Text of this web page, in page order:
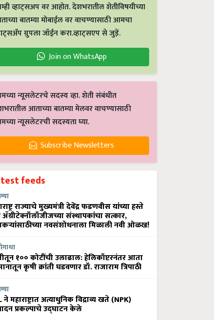
व्हाट्सअप वर आहोत. देशभरातील शेतीविषयीच्या
बातम्या मोबाईल वर वाचण्यासाठी आमचा
ग्रुपला जॉईन करा.व्हाट्सएप से जुड़ें.
Join on WhatsApp
न्यूसलेटरचे सदस्य व्हा. शेती संबंधीत
आताच्या बातम्या मेलवर वाचण्यासाठी
न्यूसलेटरची सदस्यता घ्या.
Subscribe Newsletters
feeds
राज्याचे मुख्यमंत्री देवेंद्र फडणवीस यांच्या हस्ते
ॲग्रीटेक्नॉलॉजीजच्या संस्थापकांचा सत्कार,
नवसंशोधनाला मिळाली नवी ओळख!
१०० कोटींची उलाढाल: हेलिकॉप्टरनंतर आता
कृषी क्रांती घडवणार डॉ. राजाराम त्रिपाठी
ने महाराष्ट्रात अत्याधुनिक विद्राव्य खते (NPK)
प्रकल्पाचे उद्घाटन केले